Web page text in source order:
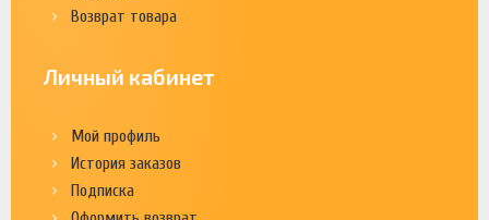
Возврат товара
Личный кабинет
Мой профиль
История заказов
Подписка